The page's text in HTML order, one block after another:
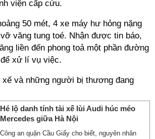
viện cấp cứu.
50 mét, 4 xe máy hư hỏng nặng
văng tung toé. Nhận được tin báo,
liền đến phong toả một phần đường
xử lí vụ việc.
xế và những người bị thương đang
Hé lộ danh tính tài xế lùi Audi húc méo
Mercedes giữa Hà Nội
Công an quận Cầu Giấy cho biết, nguyên nhân